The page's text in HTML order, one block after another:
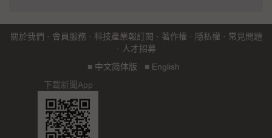
關於我們 · 會員服務 · 科技產業報訂閱 · 著作權 · 隱私權 · 常見問題
· 人才招募
■ 中文简体版 ■ English
下載新聞App